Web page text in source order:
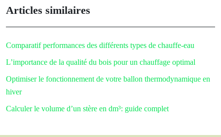
Articles similaires
Comparatif performances des différents types de chauffe-eau
L’importance de la qualité du bois pour un chauffage optimal
Optimiser le fonctionnement de votre ballon thermodynamique en
hiver
Calculer le volume d’un stère en dm³: guide complet